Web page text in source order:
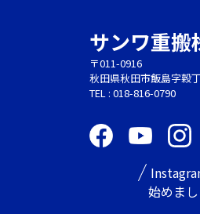
サンワ重搬
〒011-0916
秋田県秋田市飯島字穀
TEL :018-816-0790
始めま